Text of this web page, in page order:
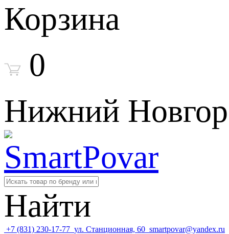
Корзина
0
Нижний
Найти
+7 (831) 230-17-77 ул. Станционная, 60 smartpovar@yandex.ru